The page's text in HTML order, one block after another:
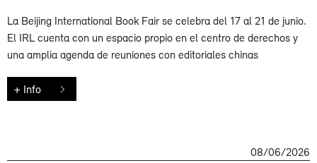
La Beijing International Book Fair se celebra del 17 al 21 de junio.
El IRL cuenta con un espacio propio en el centro de derechos y
una amplia agenda de reuniones con editoriales chinas
+ Info
08/06/2026